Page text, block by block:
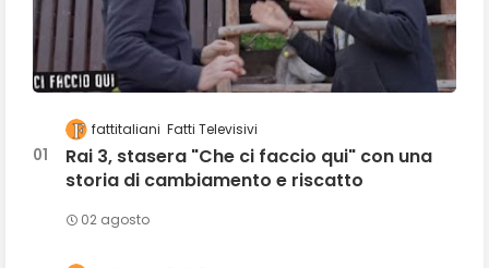
fattitaliani Fatti Televisivi
Rai 3, stasera "Che ci faccio qui" con una
storia di cambiamento e riscatto
02 agosto